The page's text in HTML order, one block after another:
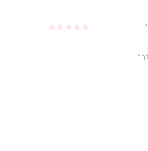
* 1 מתוך 5 כוכבים 2 מתוך 5 כוכבים 3 מתוך 5 כוכבים 4 מתוך 5 כוכבים